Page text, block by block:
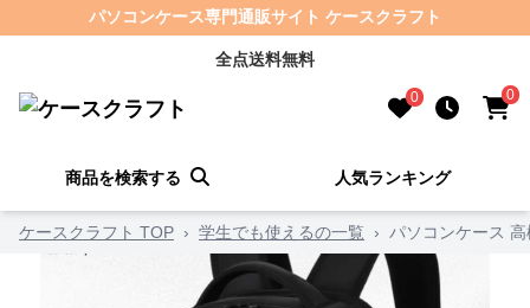
パソコンケース専門通販サイト ケースクラフト
全点送料無料
0 0
商品を検索する 人気ランキング
ケースクラフト TOP › 学生でも使えるの一覧 › パソコンケース